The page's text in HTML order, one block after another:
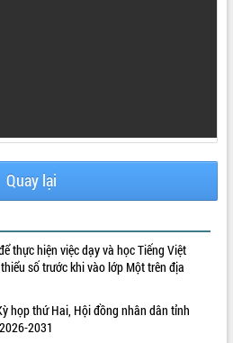
Quay lại
thực hiện việc dạy và học Tiếng Việt
số trước khi vào lớp Một trên địa
họp thứ Hai, Hội đồng nhân dân tỉnh
2031